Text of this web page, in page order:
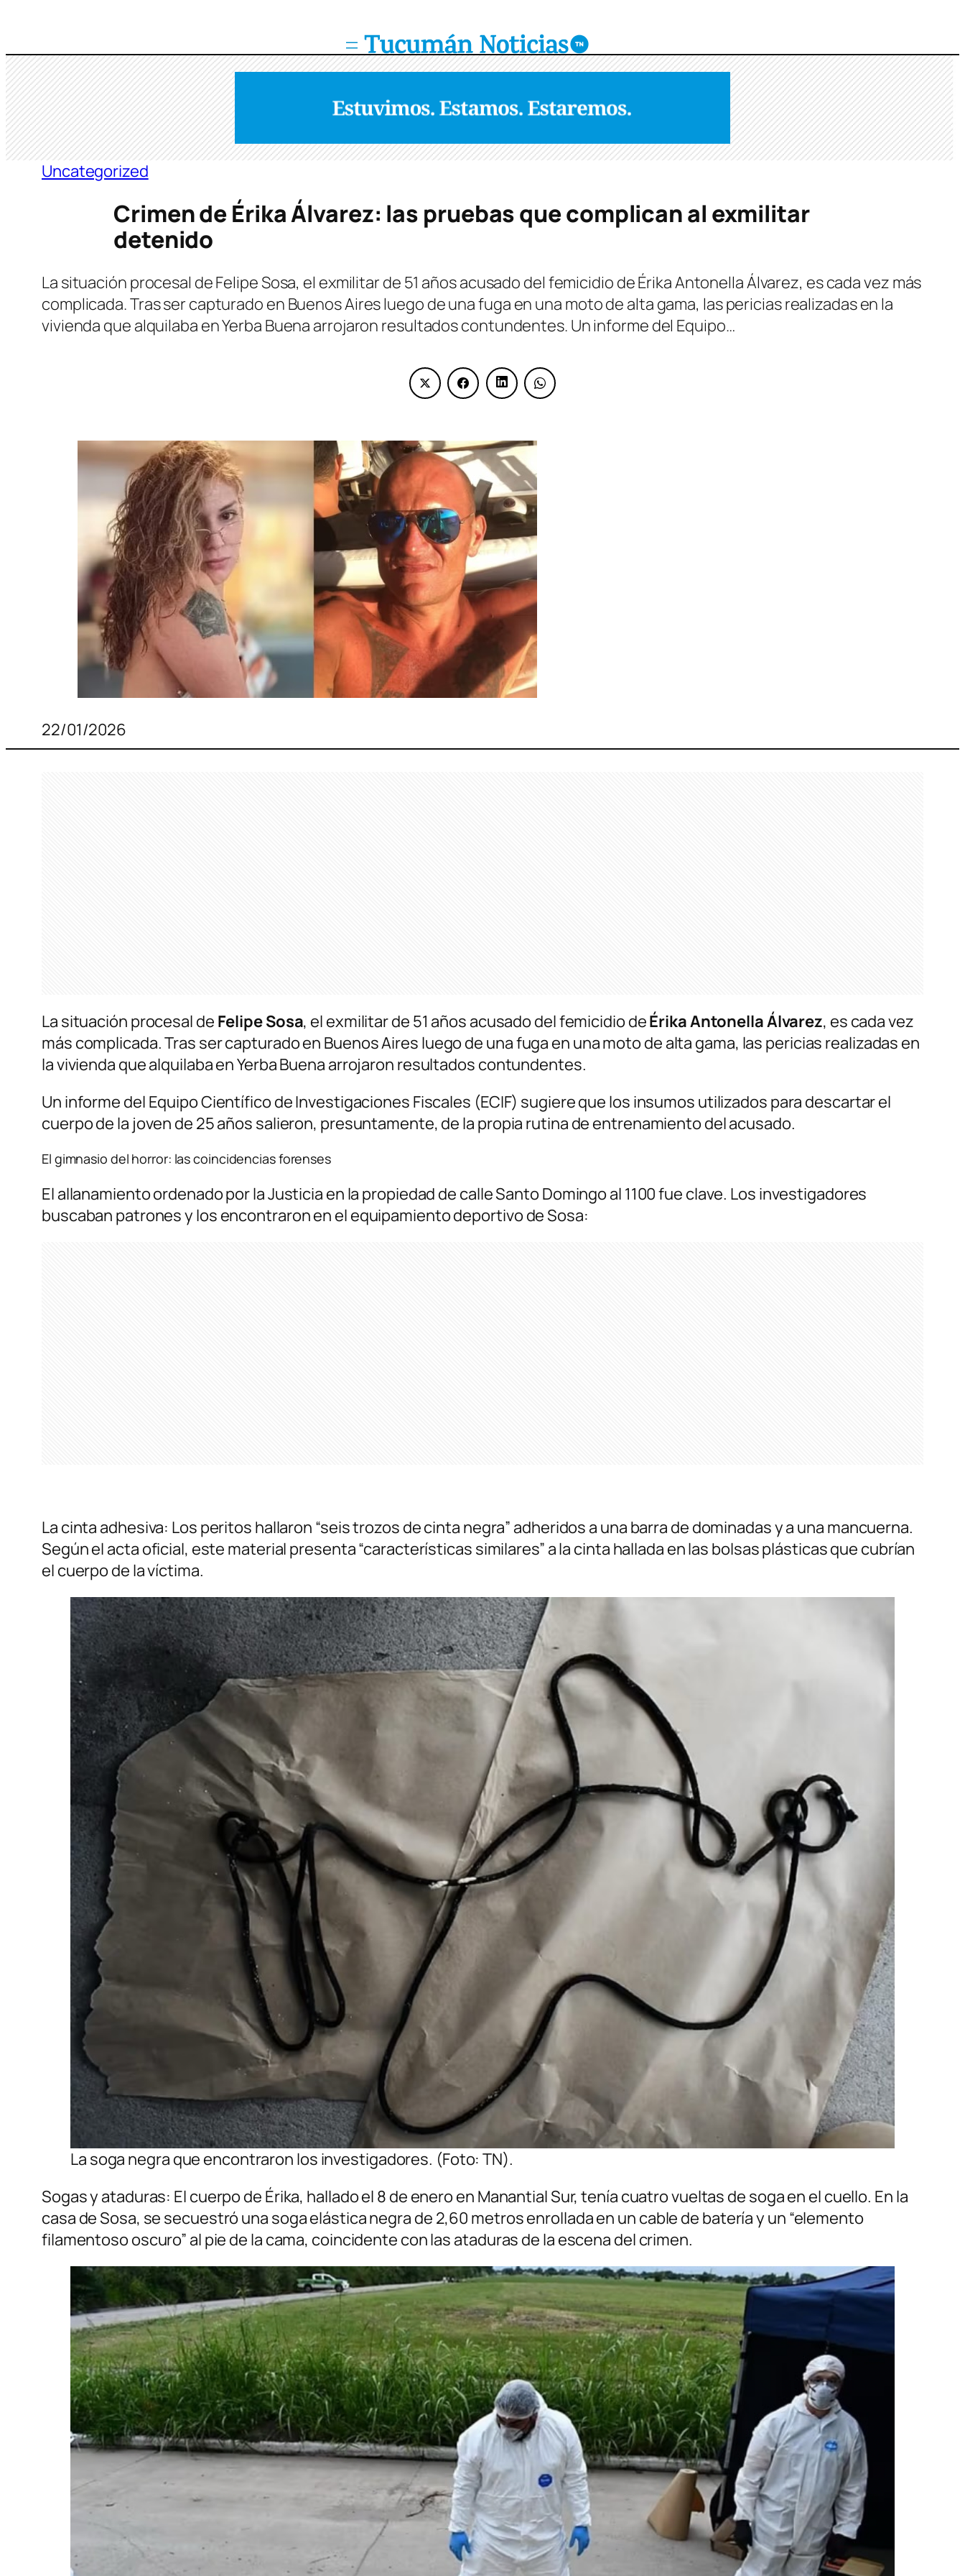
contenido
Uncategorized
Crimen de Érika Álvarez: las pruebas que complican al exmilitar
detenido
La situación procesal de Felipe Sosa, el exmilitar de 51 años acusado del femicidio de Érika Antonella Álvarez, es cada vez más
complicada. Tras ser capturado en Buenos Aires luego de una fuga en una moto de alta gama, las pericias realizadas en la
vivienda que alquilaba en Yerba Buena arrojaron resultados contundentes. Un informe del Equipo…
22/01/2026
La situación procesal de Felipe Sosa, el exmilitar de 51 años acusado del femicidio deÉrika Antonella Álvarez, es cada vez
más complicada. Tras ser capturado en Buenos Aires luego de una fuga en una moto de alta gama, las pericias realizadas en
la vivienda que alquilaba en Yerba Buena arrojaron resultados contundentes.
Un informe del Equipo Científico de Investigaciones Fiscales (ECIF) sugiere que los insumos utilizados para descartar el
cuerpo de la joven de 25 años salieron, presuntamente, de la propia rutina de entrenamiento del acusado.
El gimnasio del horror: las coincidencias forenses
El allanamiento ordenado por la Justicia en la propiedad de calle Santo Domingo al 1100 fue clave. Los investigadores
buscaban patrones y los encontraron en el equipamiento deportivo de Sosa:
La cinta adhesiva: Los peritos hallaron “seis trozos de cinta negra” adheridos a una barra de dominadas y a una mancuerna.
Según el acta oficial, este material presenta “características similares” a la cinta hallada en las bolsas plásticas que cubrían
el cuerpo de la víctima.
La soga negra que encontraron los investigadores. (Foto: TN).
Sogas y ataduras: El cuerpo de Érika, hallado el 8 de enero en Manantial Sur, tenía cuatro vueltas de soga en el cuello. En la
casa de Sosa, se secuestró una soga elástica negra de 2,60 metros enrollada en un cable de batería y un “elemento
filamentoso oscuro” al pie de la cama, coincidente con las ataduras de la escena del crimen.